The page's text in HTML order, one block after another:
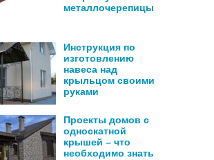
металлочерепицы
Инструкция по
изготовлению
навеса над
крыльцом своими
руками
Проекты домов с
односкатной
крышей – что
необходимо знать